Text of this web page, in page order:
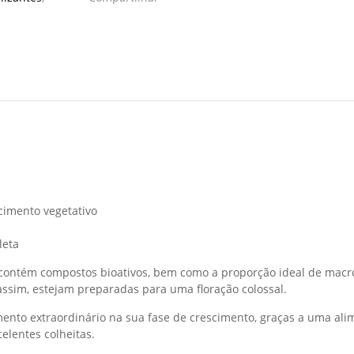
vegetativo
compostos bioativos, bem como a proporção ideal de
estejam preparadas para uma floração colossal.
extraordinário na sua fase de crescimento, graças a uma
colheitas.